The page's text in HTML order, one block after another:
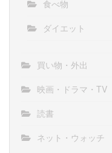
食べ物
ダイエット
買い物・外出
映画・ドラマ・TV
読書
ネット・ウォッチ